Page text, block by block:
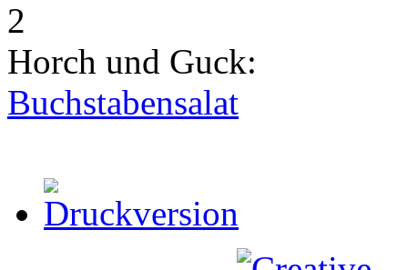
2
Horch und Guck:
Buchstabensalat